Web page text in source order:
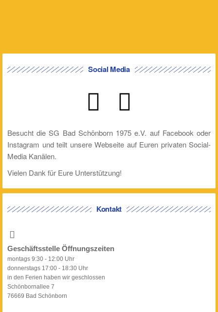
Social Media
Besucht die SG Bad Schönborn 1975 e.V. auf Facebook oder
Instagram und teilt unsere Webseite auf Euren privaten Social-
Media Kanälen.
Vielen Dank für Eure Unterstützung!
Kontakt
Geschäftsstelle Öffnungszeiten
montags 9:30 - 12:00 Uhr
donnerstags 17:00 - 18:30 Uhr
in den Ferien haben wir geschlossen
Schönbornallee 7
76669 Bad Schönborn